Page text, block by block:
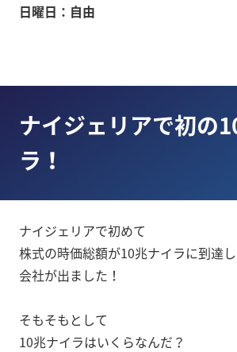
日曜日：自由
ナイジェリアで初の
ラ！
ナイジェリアで初めて
株式の時価総額が10兆ナイラに到達
会社が出ました！
そもそもとして
10兆ナイラはいくらなんだ？